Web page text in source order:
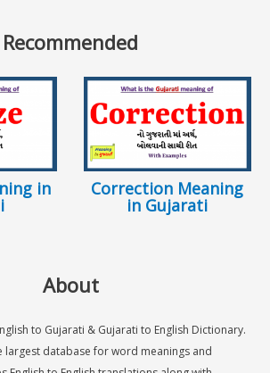
Recommended
in Correction Meaning
in Gujarati
About
to Gujarati & Gujarati to English Dictionary.
largest database for word meanings and